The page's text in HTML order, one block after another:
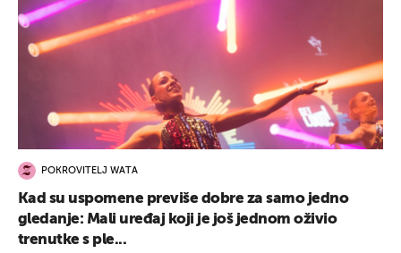
POKROVITELJ WATA
Kad su uspomene previše dobre za samo jedno
gledanje: Mali uređaj koji je još jednom oživio
trenutke s ple...